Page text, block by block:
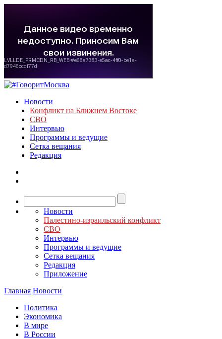
Новости
Конфликт на Ближнем Востоке
СВО
Интервью
Программы и ведущие
Сетка вещания
Редакция
Новости
Палестино-израильский конфликт
СВО
Интервью
Программы и ведущие
Сетка вещания
Редакция
Приложение
Главная Новости
Политика
Экономика
В мире
В России